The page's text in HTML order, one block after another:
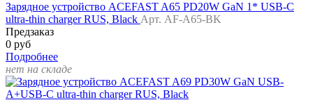
Зарядное устройство ACEFAST A65 PD20W GaN 1* USB-C
ultra-thin charger RUS, Black Арт. AF-A65-BK
Предзаказ
0 руб
Подробнее
нет на складе